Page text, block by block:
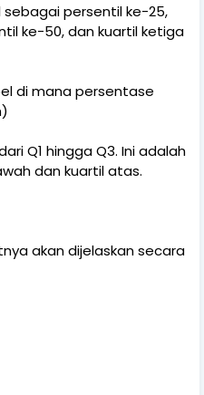
persentil ke-25,
ke-50, dan kuartil ketiga
di mana persentase
Q1 hingga Q3. Ini adalah
dan kuartil atas.
akan dijelaskan secara